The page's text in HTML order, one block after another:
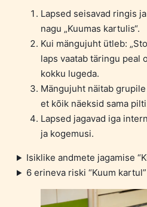
Lapsed seisavad ringis
nagu „Kuumas kartulis“.
Kui mängujuht ütleb:
laps vaatab täringu peal
kokku lugeda.
Mängujuht näitab
et kõik näeksid sama
Lapsed jagavad iga
ja kogemusi.
Isiklike andmete jagamise
6 erineva riski “Kuum kartul”